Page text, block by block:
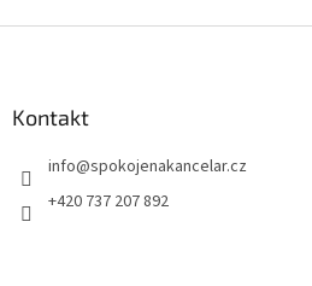
Kontakt
info@spokojenakancelar.cz
+420 737 207 892